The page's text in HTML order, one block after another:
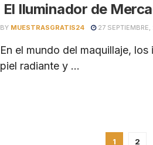
El Iluminador de
BY MUESTRASGRATIS24 27
En el mundo del maquillaje,
piel radiante y ...
1 2